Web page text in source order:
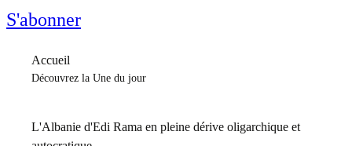
S'abonner
Accueil
Découvrez la Une du jour
L'Albanie d'Edi Rama en pleine dérive oligarchique et